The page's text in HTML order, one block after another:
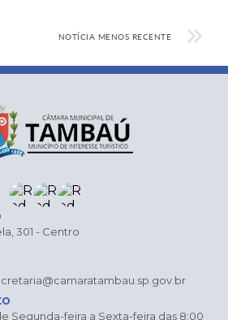
NOTÍCIA MENOS RECENTE
301 - Centro
Segunda-feira a Sexta-feira das 8:00